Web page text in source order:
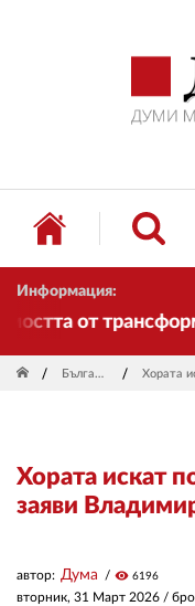
Информация:
от
България
Хората искат
заяви
вторник, 31 Март 2026 /
автор: Дума visibility 6196